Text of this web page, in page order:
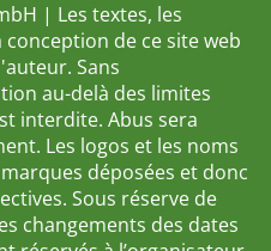
| Les textes, les
de ce site web
Sans
au-delà des limites
interdite. Abus sera
Les logos et les noms
déposées et donc
Sous réserve de
changements des dates